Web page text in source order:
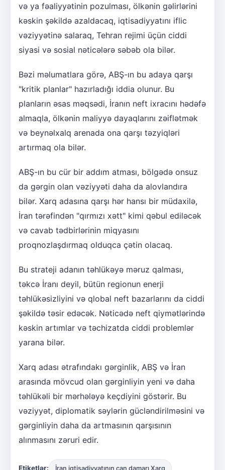
və ya fəaliyyətinin pozulması, ölkənin gəlirlərini
kəskin şəkildə azaldacaq, iqtisadiyyatını iflic
vəziyyətinə salaraq, Tehran rejimi üçün ciddi
siyasi və sosial nəticələrə səbəb ola bilər.
Bəzi məlumatlara görə, ABŞ-ın bu adaya qarşı
"kritik planlar" hazırladığı iddia olunur. Bu
planların əsas məqsədi, İranın neft ixracını hədəfə
almaqla, ölkənin maliyyə dayaqlarını zəiflətmək
və beynəlxalq arenada ona qarşı təzyiqləri
artırmaq ola bilər.
ABŞ-ın bu cür bir addım atması, bölgədə onsuz
da gərgin olan vəziyyəti daha da alovlandıra
bilər. Xarq adasına qarşı hər hansı bir müdaxilə,
İran tərəfindən "qırmızı xətt" kimi qəbul ediləcək
və cavab tədbirlərinin miqyasını
proqnozlaşdırmaq olduqca çətin olacaq.
Bu strateji adanın təhlükəyə məruz qalması,
təkcə İranı deyil, bütün regionun enerji
təhlükəsizliyini və qlobal neft bazarlarını da ciddi
şəkildə təsir edəcək. Nəticədə neft qiymətlərində
kəskin artımlar və təchizatda ciddi problemlər
yarana bilər.
Xarq adası ətrafındakı gərginlik, ABŞ və İran
arasında mövcud olan gərginliyin yeni və daha
təhlükəli bir mərhələyə keçdiyini göstərir. Bu
vəziyyət, diplomatik səylərin gücləndirilməsini və
gərginliyin daha da artmasının qarşısının
alınmasını zəruri edir.
Etiketlər: İran iqtisadiyyatının can damarı Xarq